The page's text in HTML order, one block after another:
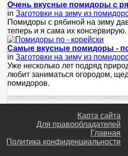
Очень вкусные помидоры с
in Заготовки на зиму из
Помидоры с рябиной на зиму
теперь и я сама их консервирую.
Самые вкусные помидоры -
in Заготовки на зиму из
Уже несколько лет подряд
любит заниматься огородом,
помидоров.
Карта сайта
Для правообладателей
Главная
Политика конфиденциальности